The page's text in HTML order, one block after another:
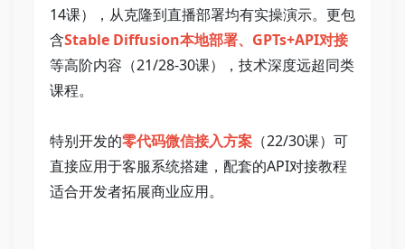
14课），从克隆到直播部署均有实操演示。更包
含Stable Diffusion本地部署、GPTs+API对接
等高阶内容（21/28-30课），技术深度远超同类
课程。
特别开发的零代码微信接入方案 （22/30课）可
直接应用于客服系统搭建，配套的API对接教程
适合开发者拓展商业应用。